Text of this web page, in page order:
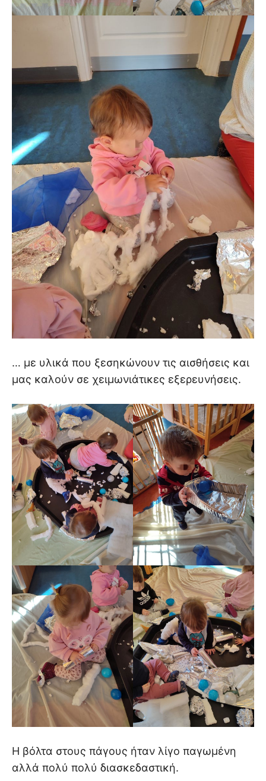
… με υλικά που ξεσηκώνουν τις αισθήσεις και
μας καλούν σε χειμωνιάτικες εξερευνήσεις.
Η βόλτα στους πάγους ήταν λίγο παγωμένη
αλλά πολύ πολύ διασκεδαστική.